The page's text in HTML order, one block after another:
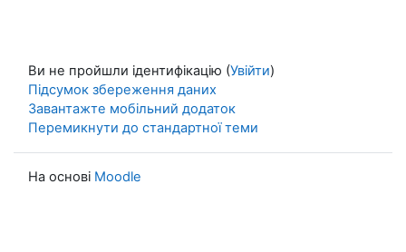
Ви не пройшли ідентифікацію (Увійти)
Підсумок збереження даних
Завантажте мобільний додаток
Перемикнути до стандартної теми
На основі Moodle